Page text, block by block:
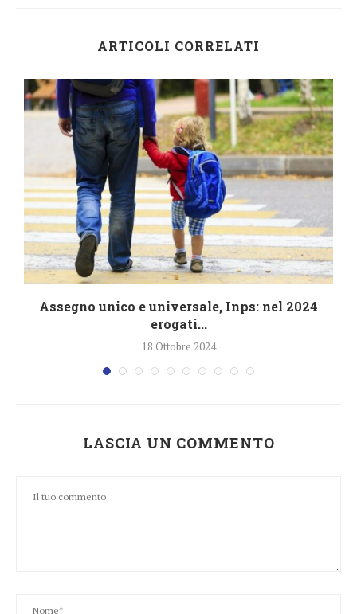
ARTICOLI CORRELATI
Assegno unico e universale, Inps: nel 2024
erogati...
18 Ottobre 2024
LASCIA UN COMMENTO